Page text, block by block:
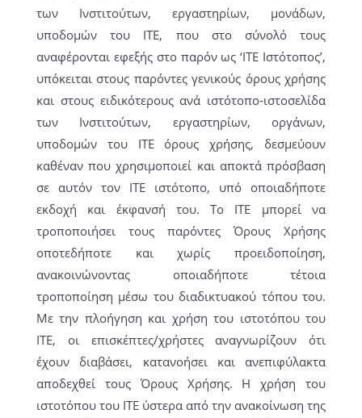
των Ινστιτούτων, εργαστηρίων, μονάδων,
υποδομών του ΙΤΕ, που στο σύνολό τους
αναφέρονται εφεξής στο παρόν ως ‘ΙΤΕ Ιστότοπος’,
υπόκειται στους παρόντες γενικούς όρους χρήσης
και στους ειδικότερους ανά ιστότοπο-ιστοσελίδα
των Ινστιτούτων, εργαστηρίων, οργάνων,
υποδομών του ΙΤΕ όρους χρήσης, δεσμεύουν
καθέναν που χρησιμοποιεί και αποκτά πρόσβαση
σε αυτόν τον ΙΤΕ ιστότοπο, υπό οποιαδήποτε
εκδοχή και έκφανσή του. Το ΙΤΕ μπορεί να
τροποποιήσει τους παρόντες Όρους Χρήσης
οποτεδήποτε και χωρίς προειδοποίηση,
ανακοινώνοντας οποιαδήποτε τέτοια
τροποποίηση μέσω του διαδικτυακού τόπου του.
Με την πλοήγηση και χρήση του ιστοτόπου του
ΙΤΕ, οι επισκέπτες/χρήστες αναγνωρίζουν ότι
έχουν διαβάσει, κατανοήσει και ανεπιφύλακτα
αποδεχθεί τους Όρους Χρήσης. Η χρήση του
ιστοτόπου του ΙΤΕ ύστερα από την ανακοίνωση της